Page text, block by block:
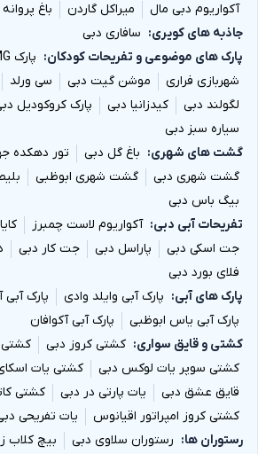
آکواریوم دبی مال
میراکل گاردن باغ
جاذبه های کویری
سافاری دبی
پارک های موضوعی و تفریحات کودکان
پارک IMG دبی
شهربازی فراری
موشن گیت دبی سی ورلد
لگولند دبی
کیدزانیا دبی پارک کروکودیل
سیاره سبز دبی
گشت های شهری
باغ گل دبی
تور دهکده
گشت شهری دبی
گشت شهری ابوظبی
بیگ باس دبی
تفریحات آبی دبی
آکواریوم لاست چمبرز
جت اسکی دبی
پاراسل دبی جت کار دبی
فلای بورد دبی
پارک های آبی
پارک آبی وایلد وادی
پارک آبی
پارک آبی یاس ابوظبی
پارک آبی آکوافان
کشتی و قایق سواری
کشتی کروز دبی
کشتی سوپر یات لوکس دبی
کشتی یات
قایق عشق دبی
یات پارتی در دبی
کشتی
کشتی کروز امپراتور اقیانوس
یات تفریحی
رستوران ها
رستوران سلاوی دبی
بیچ کلاب